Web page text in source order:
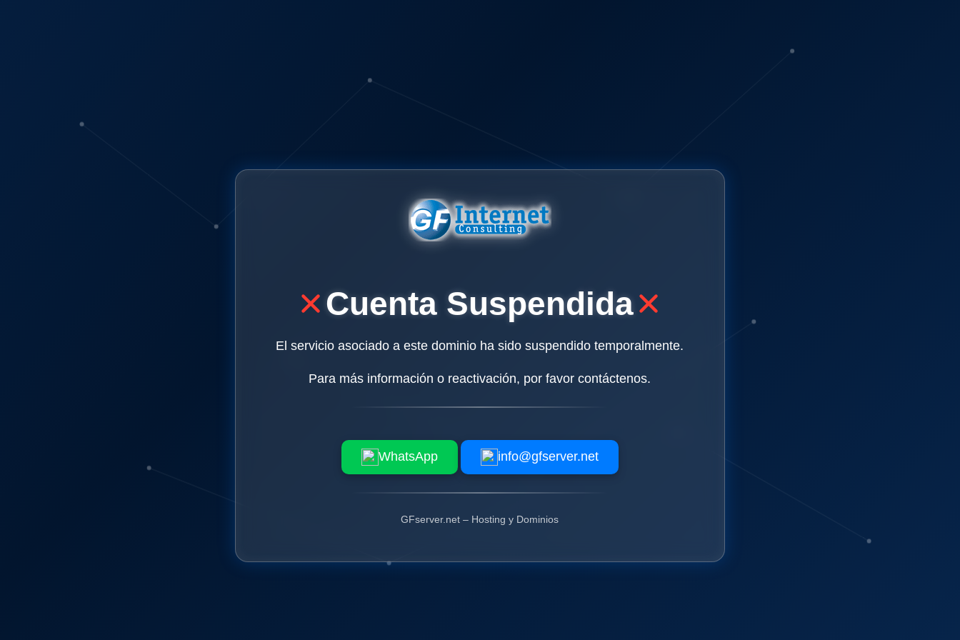
Cuenta Suspendida
El servicio asociado a este dominio ha sido suspendido temporalmente.
Para más información o reactivación, por favor contáctenos.
WhatsApp info@gfserver.net
GFserver.net – Hosting y Dominios